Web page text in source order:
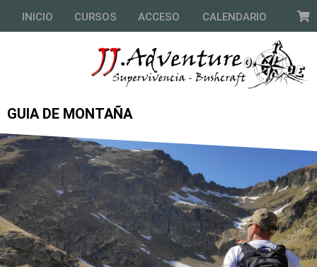
INICIO CURSOS ACCESO CALENDARIO
GUIA DE MONTAÑA